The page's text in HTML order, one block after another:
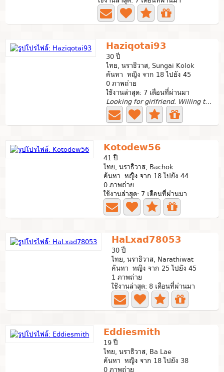
Haziqotai93
30 ปี
ไทย, นราธิวาส, Sungai Kolok
ค้นหา หญิง จาก 18 ไปยัง 45
0 ภาพถ่าย
ใช้งานล่าสุด: 7 เดือนที่ผ่านมา
Looking for girlfriend. Willing to travel.
Kotodew56
41 ปี
ไทย, นราธิวาส, Bachok
ค้นหา หญิง จาก 18 ไปยัง 44
0 ภาพถ่าย
ใช้งานล่าสุด: 7 เดือนที่ผ่านมา
HaLxad78053
30 ปี
ไทย, นราธิวาส, Narathiwat
ค้นหา หญิง จาก 25 ไปยัง 45
1 ภาพถ่าย
ใช้งานล่าสุด: 8 เดือนที่ผ่านมา
Eddiesmith
19 ปี
ไทย, นราธิวาส, Ba Lae
ค้นหา หญิง จาก 18 ไปยัง 38
0 ภาพถ่าย